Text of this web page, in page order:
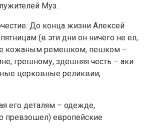
Муз.
До конца жизни Алексей
(в эти дни он ничего не ел,
кожаным ремешком, пешком –
грешному, здешняя честь – аки
церковные реликвии,
его деталям – одежде,
превзошел) европейские